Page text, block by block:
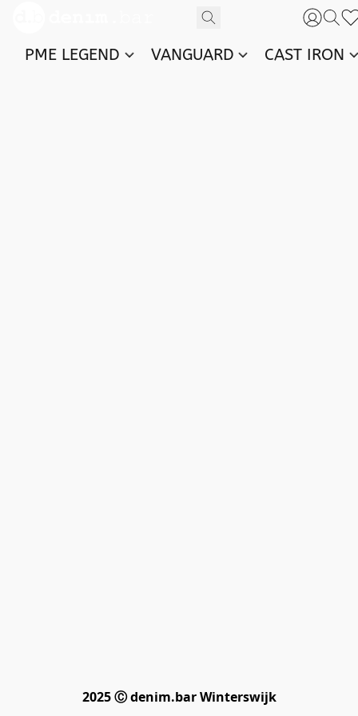
PME LEGEND VANGUARD CAST IRON
2025 Ⓒ denim.bar Winterswijk